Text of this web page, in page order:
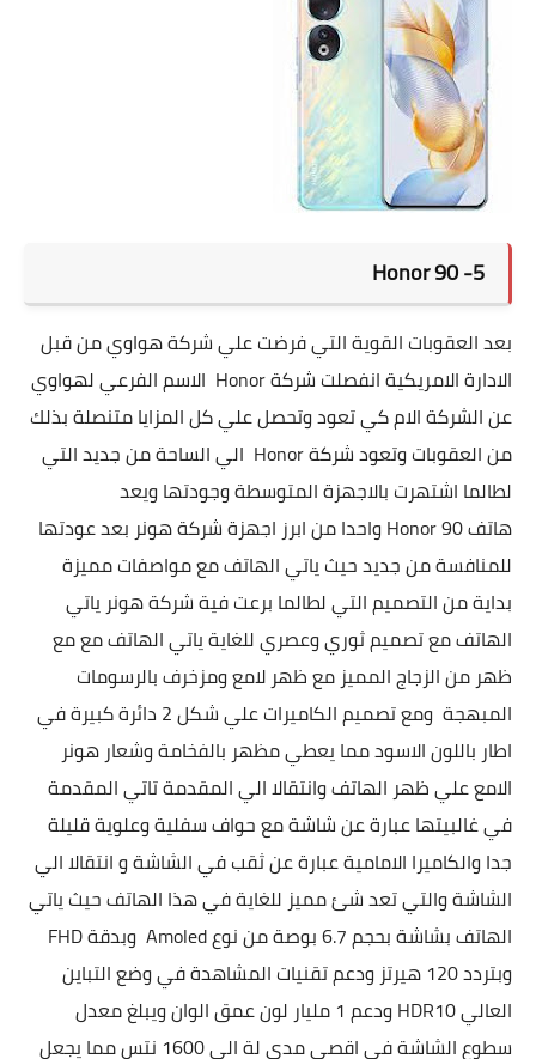
5- Honor 90
بعد العقوبات القوية التي فرضت علي شركة هواوي من قبل
الادارة الامريكية انفصلت شركة Honor الاسم الفرعي لهواوي
عن الشركة الام كي تعود وتحصل علي كل المزايا متنصلة بذلك
من العقوبات وتعود شركة Honor الي الساحة من جديد التي
لطالما اشتهرت بالاجهزة المتوسطة وجودتها ويعد
هاتف
Honor 90 واحدا من ابرز اجهزة شركة هونر بعد عودتها
للمنافسة من جديد حيث ياتي الهاتف مع مواصفات مميزة
بداية من التصميم التي لطالما برعت فية شركة هونر ياتي
الهاتف مع تصميم ثوري وعصري للغاية ياتي الهاتف مع مع
ظهر من الزجاج المميز مع ظهر لامع ومزخرف بالرسومات
المبهجة ومع تصميم الكاميرات علي شكل 2 دائرة كبيرة في
اطار باللون الاسود مما يعطي مظهر بالفخامة وشعار هونر
الامع علي ظهر الهاتف وانتقالا الي المقدمة تاتي المقدمة
في غالبيتها عبارة عن شاشة مع حواف سفلية وعلوية قليلة
جدا والكاميرا الامامية عبارة عن ثقب في الشاشةوانتقالا الي
الشاشة والتي تعد شئ مميز للغاية في هذا الهاتف حيث ياتي
وبتردد 120 هيرتز ودعم تقنيات المشاهدة في وضع التباين
العالي HDR10 ودعم 1 مليار لون عمق الوان ويبلغ معدل
سطوع الشاشة في اقصي مدي لة الي 1600 نتس مما يجعل